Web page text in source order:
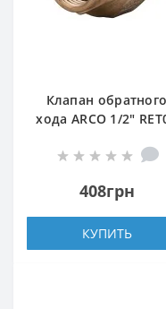
Клапан обратного
хода ARCO 1/2″
408грн
КУПИТЬ